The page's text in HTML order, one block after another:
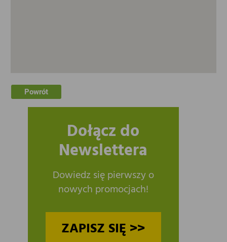
Powrót
Dołącz do
Newslettera
Dowiedz się pierwszy o
nowych promocjach!
ZAPISZ SIĘ >>